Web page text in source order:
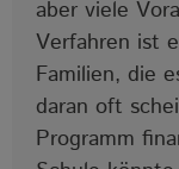
aber viele
Verfahren ist
Familien, die
daran oft
Programm